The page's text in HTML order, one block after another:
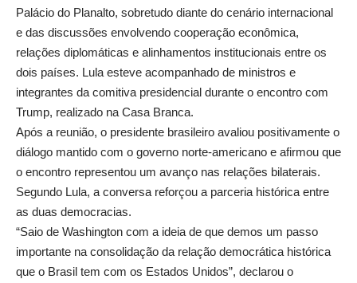
Palácio do Planalto, sobretudo diante do cenário internacional
e das discussões envolvendo cooperação econômica,
relações diplomáticas e alinhamentos institucionais entre os
dois países. Lula esteve acompanhado de ministros e
integrantes da comitiva presidencial durante o encontro com
Trump, realizado na Casa Branca.
Após a reunião, o presidente brasileiro avaliou positivamente o
diálogo mantido com o governo norte-americano e afirmou que
o encontro representou um avanço nas relações bilaterais.
Segundo Lula, a conversa reforçou a parceria histórica entre
as duas democracias.
“Saio de Washington com a ideia de que demos um passo
importante na consolidação da relação democrática histórica
que o Brasil tem com os Estados Unidos”, declarou o